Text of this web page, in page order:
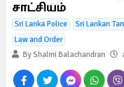
சாட்சியம்
Sri Lanka Police Sri Lankan
Law and Order
By Shalini Balachandran